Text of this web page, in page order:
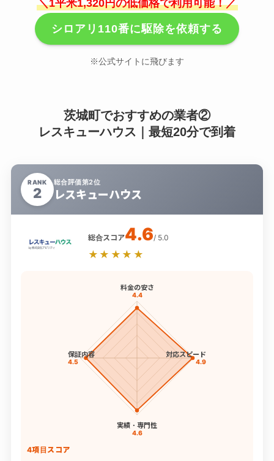
＼1平米1,320円の低価格で利用可能！／
シロアリ110番に駆除を依頼する
※公式サイトに飛びます
茨城町でおすすめの業者②
レスキューハウス｜最短20分で到着
RANK
2
総合評価第2位
レスキューハウス
総合スコア4.6/ 5.0
★★★★★
料金の安さ
4.4
対応スピード
4.9
実績・専門性
4.6
保証内容
4.5
4項目スコア